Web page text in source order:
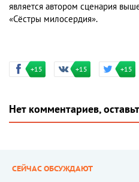
является автором сценария
«Сёстры милосердия».
+15 +15 +15
Нет комментариев,
СЕЙЧАС ОБСУЖДАЮТ